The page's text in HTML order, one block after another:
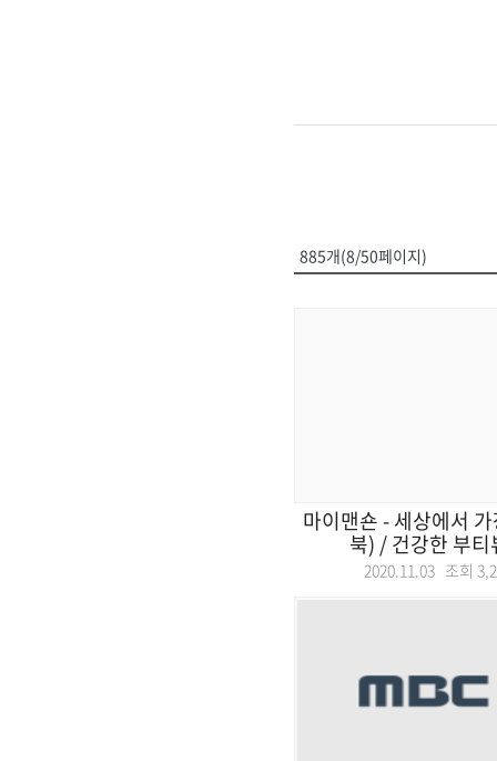
885개(8/50페이지)
마이맨숀 - 세상에서
북) / 건강한 부
2020.11.03 조회